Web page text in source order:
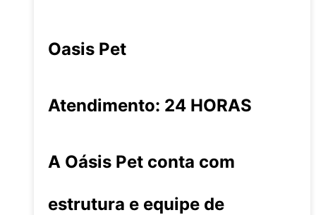
Oasis Pet
Atendimento: 24 HORAS
A Oásis Pet conta com
estrutura e equipe de